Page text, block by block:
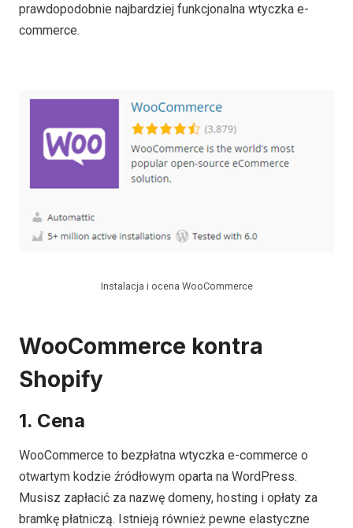
prawdopodobnie najbardziej funkcjonalna wtyczka e-
commerce.
Instalacja i ocena WooCommerce
WooCommerce kontra
Shopify
1. Cena
WooCommerce to bezpłatna wtyczka e-commerce o
otwartym kodzie źródłowym oparta na WordPress.
Musisz zapłacić za nazwę domeny, hosting i opłaty za
bramkę płatniczą. Istnieją również pewne elastyczne